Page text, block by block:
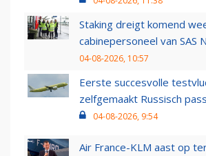
Staking dreigt komend
cabinepersoneel van SAS
04-08-2026, 10:57
Eerste succesvolle
zelfgemaakt Russisch
04-08-2026, 9:54
Air France-KLM aast op